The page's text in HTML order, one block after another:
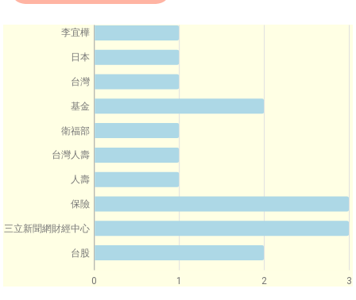
0 1 2 3
李宜樺
日本
台灣
基金
衛福部
台灣人壽
人壽
保險
三立新聞網財經中心
台股